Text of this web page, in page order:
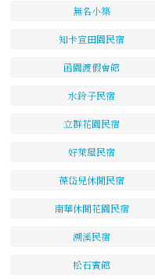
無名小築
知卡宣田園民宿
函園渡假會館
水鈴子民宿
立群花園民宿
好萊屋民宿
葆岱兒休閒民宿
南華休閒花園民宿
溯溪民宿
松石賓館